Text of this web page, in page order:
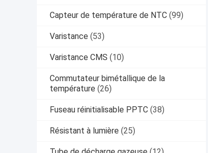
Capteur de température de NTC (99)
Varistance (53)
Varistance CMS (10)
Commutateur bimétallique de la
température (26)
Fuseau réinitialisable PPTC (38)
Résistant à lumière (25)